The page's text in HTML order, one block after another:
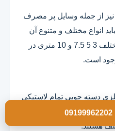
نیز از جمله وسایل پر مصرف
انواع مختلف و متنوع آن
در مغازه موجود باشد.انواع مختلف 3 5 7.5 و 10 متری در
است.
دسته چوبی تمام لاستیکی
در وزن های مختلف از